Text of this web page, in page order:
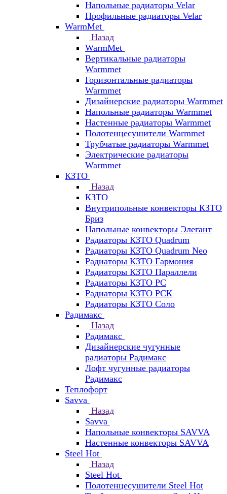
Напольные радиаторы Velar
Профильные радиаторы Velar
WarmMet
Назад
WarmMet
Вертикальные радиаторы
Warmmet
Горизонтальные радиаторы
Warmmet
Дизайнерские радиаторы Warmmet
Напольные радиаторы Warmmet
Настенные радиаторы Warmmet
Полотенцесушители Warmmet
Трубчатые радиаторы Warmmet
Электрические радиаторы
Warmmet
КЗТО
Назад
КЗТО
Внутрипольные конвекторы КЗТО
Бриз
Напольные конвекторы Элегант
Радиаторы КЗТО Quadrum
Радиаторы КЗТО Quadrum Neo
Радиаторы КЗТО Гармония
Радиаторы КЗТО Параллели
Радиаторы КЗТО РС
Радиаторы КЗТО РСК
Радиаторы КЗТО Соло
Радимакс
Назад
Радимакс
Дизайнерские чугунные
радиаторы Радимакс
Лофт чугунные радиаторы
Радимакс
Теплофорт
Savva
Назад
Savva
Напольные конвекторы SAVVA
Настенные конвекторы SAVVA
Steel Hot
Назад
Steel Hot
Полотенцесушители Steel Hot